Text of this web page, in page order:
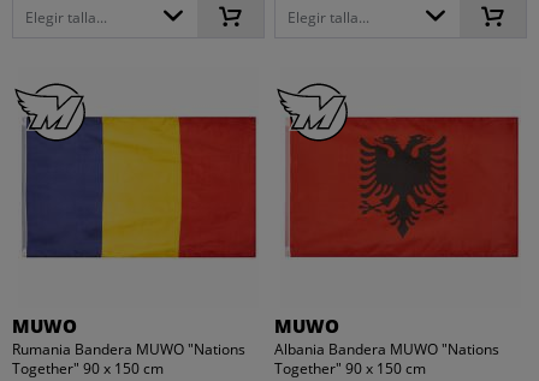
Elegir talla... Elegir talla...
MUWO
Rumania Bandera MUWO "Nations
Together" 90 x 150 cm
MUWO
Albania Bandera MUWO "Nations
Together" 90 x 150 cm